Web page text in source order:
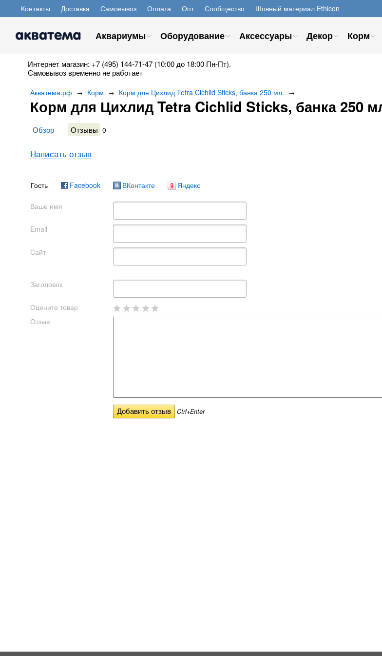
Контакты Доставка Самовывоз Оплата Опт Сообщество Шовный материал Ethicon
Аквариумы Оборудование Аксессуары Декор Корм
Интернет магазин: +7 (495) 144-71-47 (10:00 до 18:00 Пн-Пт).
Самовывоз временно не работает
Акватема.рф → Корм → Корм для Цихлид Tetra Cichlid Sticks, банка 250 мл. →
Корм для Цихлид Tetra Cichlid Sticks, банка 250
Обзор Отзывы 0
Написать отзыв
Гость Facebook ВКонтакте Яндекс
Ваше имя
Email
Сайт
Заголовок
Оцените товар
Отзыв
Ctrl+Enter